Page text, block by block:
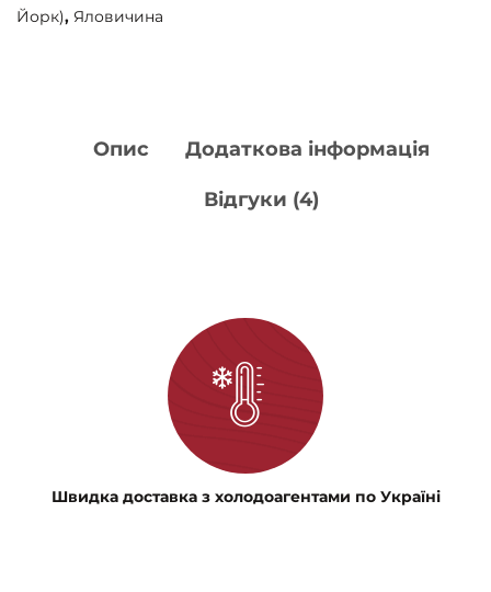
Йорк), Яловичина
Опис Додаткова інформація
Відгуки (4)
Швидка доставка з холодоагентами по Україні